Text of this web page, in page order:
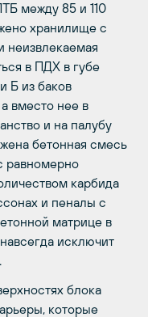
между 85 и 110
хранилище с
в ПДХ в губе
Б из баков
вместо нее в
и на палубу
бетонная смесь
равномерно
карбида
и пеналы с
матрице в
исключит
блока
которые